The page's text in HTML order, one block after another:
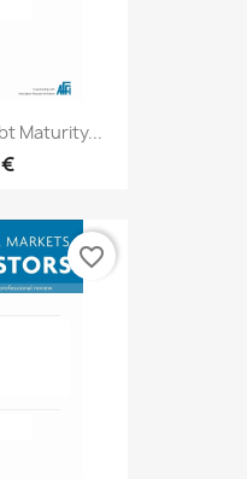
Maturity...
favorite_border